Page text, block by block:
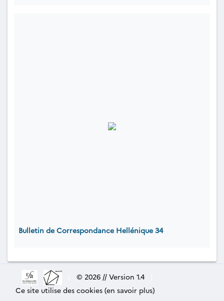
Bulletin de Correspondance Hellénique 34
© 2026 // Version 1.4
Ce site utilise des cookies (en savoir plus)